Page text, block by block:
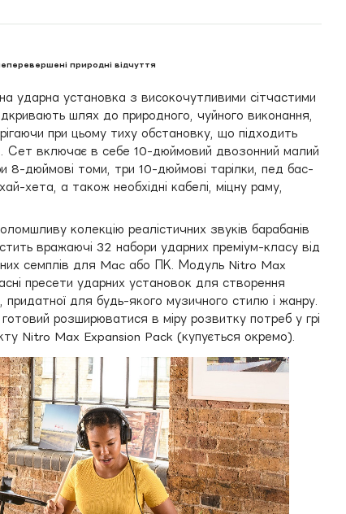
природні відчуття
ударна установка з високочутливими сітчастими
шлях до природного, чуйного виконання,
при цьому тиху обстановку, що підходить
Сет включає в себе 10-дюймовий двозонний малий
8-дюймові томи, три 10-дюймові тарілки, пед бас-
хета, а також необхідні кабелі, міцну раму,
колекцію реалістичних звуків барабанів
вражаючі 32 набори ударних преміум-класу від
семплів для Mac або ПК. Модуль Nitro Max
пресети ударних установок для створення
придатної для будь-якого музичного стилю і жанру.
розширюватися в міру розвитку потреб у грі
Nitro Max Expansion Pack (купується окремо).